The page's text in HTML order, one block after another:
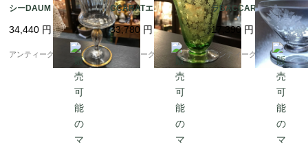
シーDAUM NANCYデ
ュカルDUCALゴブレッ
トL★水用
34,440 円
アンティーク ボアルネ
CCARATエリザベート
Elisabeth 緑色8.2cm
33,780 円
アンティーク ボアルネ
ラBACCARAT☆ブー
ケBouquetシャンパン
グラス☆
17,390 円
アンティーク ボアルネ